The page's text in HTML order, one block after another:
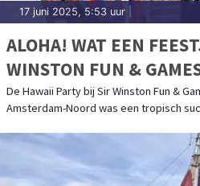
17 juni 2025, 5:53 uur
ALOHA! WAT EEN
WINSTON FUN &
De Hawaii Party bij Sir Winston Fun &
Amsterdam-Noord was een tropisch